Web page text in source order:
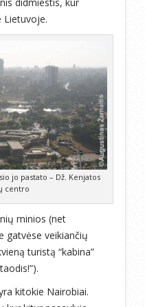
Lietuvoje.
jo pastato – Dž. Kenjatos
centro
minios (net
gatvėse veikiančių
turistą “kabina”
kitokie Nairobiai.